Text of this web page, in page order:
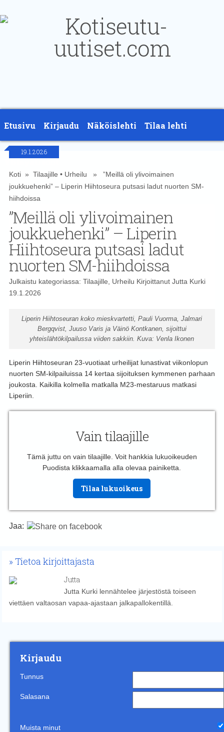
Etusivu Kirjaudu Näköislehti Tilaa lehti
19.1.2026
Koti» Tilaajille • Urheilu » ”Meillä oli ylivoimainen
joukkuehenki” – Liperin Hiihtoseura putsasi ladut nuorten SM-
hiihdoissa
”Meillä oli ylivoimainen
joukkuehenki” – Liperin
Hiihtoseura putsasi ladut
nuorten SM-hiihdoissa
Julkaistu kategoriassa: Tilaajille Urheilu Kirjoittanut Jutta Kurki
19.1.2026
Liperin Hiihtoseuran koko mieskvartetti, Pauli Vuorma, Jalmari
Bergqvist, Juuso Varis ja Väinö Kontkanen, sijoittui
yhteislähtökilpailussa viiden sakkiin. Kuva: Venla Ikonen
Liperin Hiihtoseuran 23-vuotiaat urheilijat lunastivat viikonlopun
nuorten SM-kilpailuissa 14 kertaa sijoituksen kymmenen parhaan
joukosta. Kaikilla kolmella matkalla M23-mestaruus matkasi
Liperiin.
Vain tilaajille
Tämä juttu on vain tilaajille. Voit hankkia lukuoikeuden
Puodista klikkaamalla alla olevaa painiketta.
Tilaa lukuoikeus
Jaa:
Tietoa kirjoittajasta
Jutta
Jutta Kurki lennähtelee järjestöstä toiseen
viettäen valtaosan vapaa-ajastaan jalkapallokentillä.
Kirjaudu
Tunnus
Salasana
Muista minut